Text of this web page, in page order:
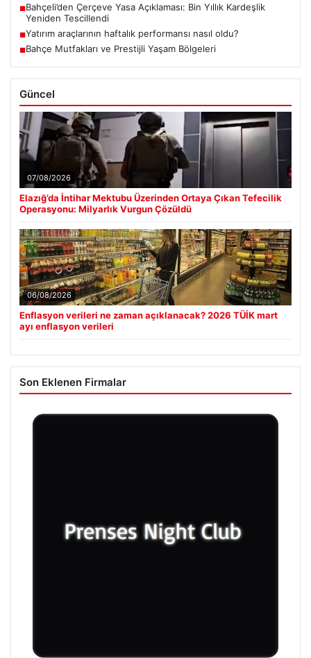
■Bahçeli’den Çerçeve Yasa Açıklaması: Bin Yıllık Kardeşlik
Yeniden Tescillendi
■Yatırım araçlarının haftalık performansı nasıl oldu?
■Bahçe Mutfakları ve Prestijli Yaşam Bölgeleri
Güncel
07/08/2026
Elazığ’da İntihar Mektubu Üzerinden Ortaya Çıkan Tefecilik
Operasyonu: Milyarlık Vurgun Çözüldü
06/08/2026
Enflasyon verileri ne zaman açıklanacak? 2026 TÜİK mart
ayı enflasyon verileri
Son Eklenen Firmalar